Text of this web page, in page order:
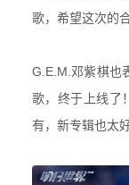
歌，希望这次的
G.E.M.邓紫棋也
歌，终于上线了
有，新专辑也太